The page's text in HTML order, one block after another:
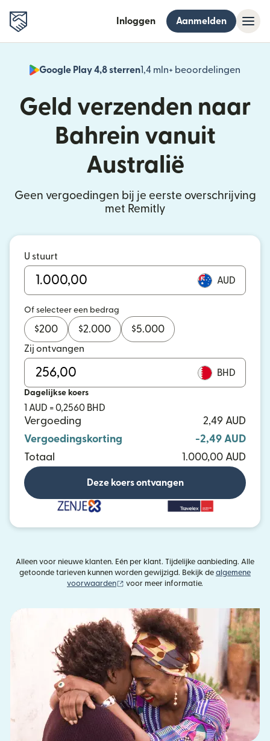
Inloggen Aanmelden
Google Play 4,8 sterren1,4 mln+ beoordelingen
Geld verzenden naar
Bahrein vanuit
Australië
Geen vergoedingen bij je eerste overschrijving
met Remitly
U stuurt
AUD
Of selecteer een bedrag
$200 $2.000 $5.000
Zij ontvangen
BHD
Dagelijkse koers
1 AUD = 0,2560 BHD
Vergoeding
2,49 AUD
Vergoedingskorting
-2,49 AUD
Totaal
1.000,00 AUD
Deze koers ontvangen
Alleen voor nieuwe klanten. Eén per klant. Tijdelijke aanbieding. Alle
getoonde tarieven kunnen worden gewijzigd. Bekijk de algemene
voorwaarden
(wordt geopend in een nieuw venster)
voor meer informatie.